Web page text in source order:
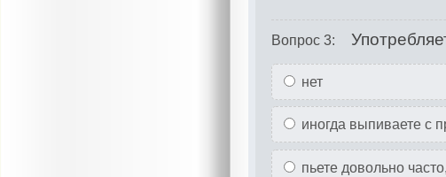
Вопрос 3:
нет
иногда выпиваете с
пьете довольно